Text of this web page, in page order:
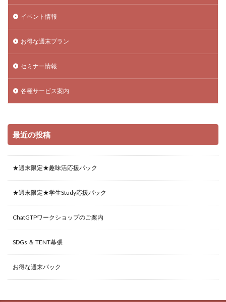
イベント情報
お得な週末プラン
セミナー情報
各種サービス案内
最近の投稿
★週末限定★趣味活応援パック
★週末限定★学生Study応援パック
ChatGTPワークショップのご案内
SDGs ＆ TENT幕張
お得な週末パック